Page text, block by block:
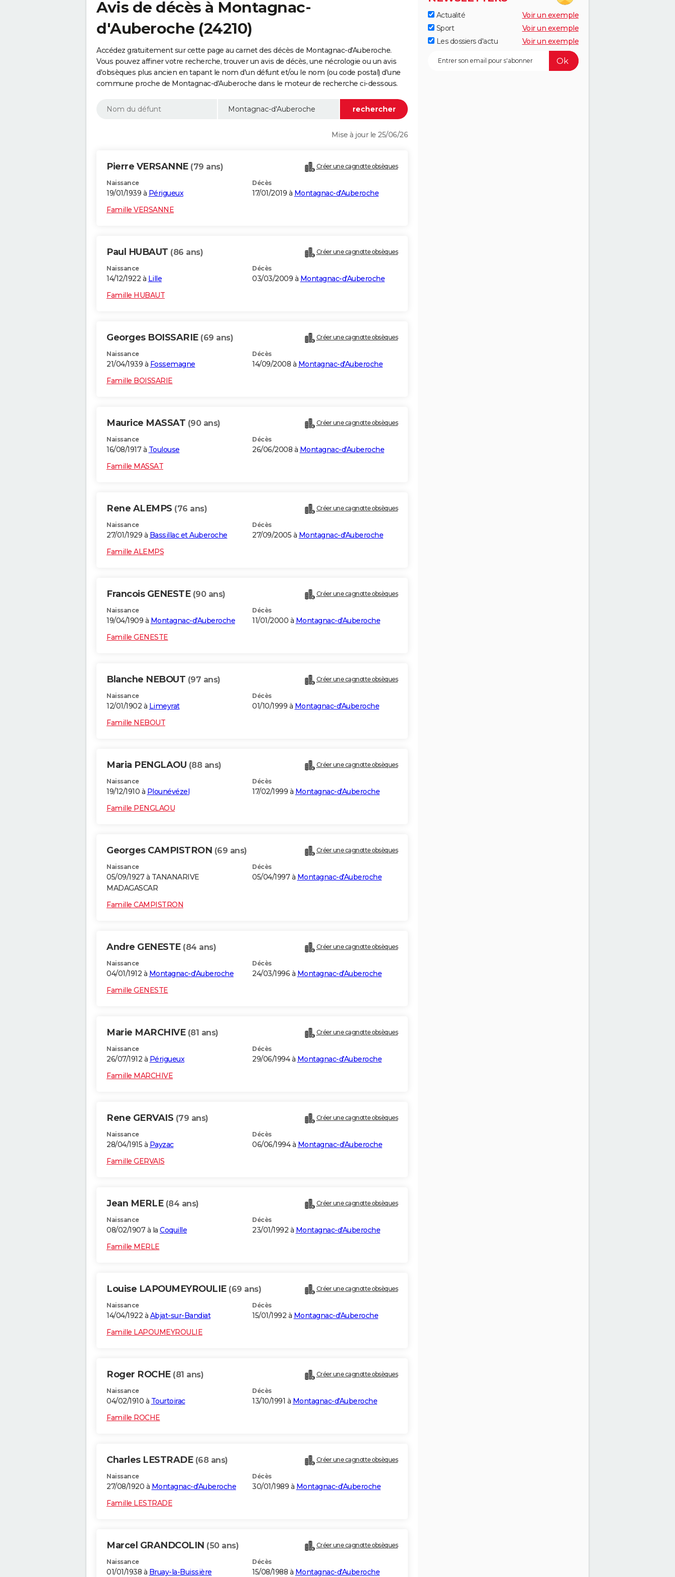
Avis de décès à Montagnac-
d'Auberoche (24210)
Accédez gratuitement sur cette page au carnet des décès de Montagnac-d'Auberoche.
Vous pouvez affiner votre recherche, trouver un avis de décès, une nécrologie ou un avis
d'obsèques plus ancien en tapant le nom d'un défunt et/ou le nom (ou code postal) d'une
commune proche de Montagnac-d'Auberoche dans le moteur de recherche ci-dessous.
Mise à jour le 25/06/26
Pierre VERSANNE (79 ans) Créer une cagnotte obsèques
Naissance
19/01/1939 à Périgueux
Décès
17/01/2019 à Montagnac-d'Auberoche
Famille VERSANNE
Paul HUBAUT (86 ans) Créer une cagnotte obsèques
Naissance
14/12/1922 à Lille
Décès
03/03/2009 à Montagnac-d'Auberoche
Famille HUBAUT
Georges BOISSARIE (69 ans) Créer une cagnotte obsèques
Naissance
21/04/1939 à Fossemagne
Décès
14/09/2008 à Montagnac-d'Auberoche
Famille BOISSARIE
Maurice MASSAT (90 ans) Créer une cagnotte obsèques
Naissance
16/08/1917 à Toulouse
Décès
26/06/2008 à Montagnac-d'Auberoche
Famille MASSAT
Rene ALEMPS (76 ans) Créer une cagnotte obsèques
Naissance
27/01/1929 à Bassillac et Auberoche
Décès
27/09/2005 à Montagnac-d'Auberoche
Famille ALEMPS
Francois GENESTE (90 ans) Créer une cagnotte obsèques
Naissance
19/04/1909 à Montagnac-d'Auberoche
Décès
11/01/2000 à Montagnac-d'Auberoche
Famille GENESTE
Blanche NEBOUT (97 ans) Créer une cagnotte obsèques
Naissance
12/01/1902 à Limeyrat
Décès
01/10/1999 à Montagnac-d'Auberoche
Famille NEBOUT
Maria PENGLAOU (88 ans) Créer une cagnotte obsèques
Naissance
19/12/1910 à Plounévézel
Décès
17/02/1999 à Montagnac-d'Auberoche
Famille PENGLAOU
Georges CAMPISTRON (69 ans) Créer une cagnotte obsèques
Naissance
05/09/1927 à TANANARIVE
MADAGASCAR
Décès
05/04/1997 à Montagnac-d'Auberoche
Famille CAMPISTRON
Andre GENESTE (84 ans) Créer une cagnotte obsèques
Naissance
04/01/1912 à Montagnac-d'Auberoche
Décès
24/03/1996 à Montagnac-d'Auberoche
Famille GENESTE
Marie MARCHIVE (81 ans) Créer une cagnotte obsèques
Naissance
26/07/1912 à Périgueux
Décès
29/06/1994 à Montagnac-d'Auberoche
Famille MARCHIVE
Rene GERVAIS (79 ans) Créer une cagnotte obsèques
Naissance
28/04/1915 à Payzac
Décès
06/06/1994 à Montagnac-d'Auberoche
Famille GERVAIS
Jean MERLE (84 ans) Créer une cagnotte obsèques
Naissance
08/02/1907 à la Coquille
Décès
23/01/1992 à Montagnac-d'Auberoche
Famille MERLE
Louise LAPOUMEYROULIE (69 ans) Créer une cagnotte obsèques
Naissance
14/04/1922 à Abjat-sur-Bandiat
Décès
15/01/1992 à Montagnac-d'Auberoche
Famille LAPOUMEYROULIE
Roger ROCHE (81 ans) Créer une cagnotte obsèques
Naissance
04/02/1910 à Tourtoirac
Décès
13/10/1991 à Montagnac-d'Auberoche
Famille ROCHE
Charles LESTRADE (68 ans) Créer une cagnotte obsèques
Naissance
27/08/1920 à Montagnac-d'Auberoche
Décès
30/01/1989 à Montagnac-d'Auberoche
Famille LESTRADE
Marcel GRANDCOLIN (50 ans) Créer une cagnotte obsèques
Naissance
01/01/1938 à Bruay-la-Buissière
Décès
15/08/1988 à Montagnac-d'Auberoche
Actualité
Voir un exemple
Sport
Voir un exemple
Les dossiers d'actu
Voir un exemple